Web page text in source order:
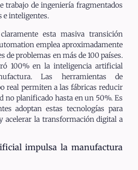
trabajo de ingeniería fragmentados
e inteligentes.
esta masiva transición
emplea aproximadamente
de problemas en más de 100 países.
100% en la inteligencia artificial
Las herramientas de
real permiten a las fábricas reducir
no planificado hasta en un 50%. Es
adoptan estas tecnologías para
acelerar la transformación digital a
impulsa la manufactura